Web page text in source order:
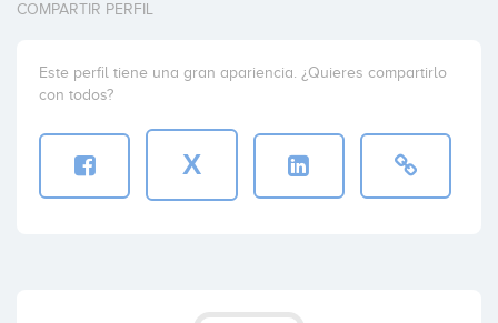
COMPARTIR PERFIL
Este perfil tiene una gran apariencia. ¿Quieres compartirlo
con todos?
X